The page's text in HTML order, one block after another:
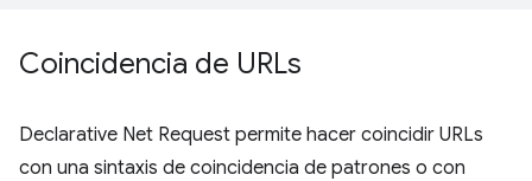
Coincidencia de URLs
Declarative Net Request permite hacer coincidir URLs
con una sintaxis de coincidencia de patrones o con